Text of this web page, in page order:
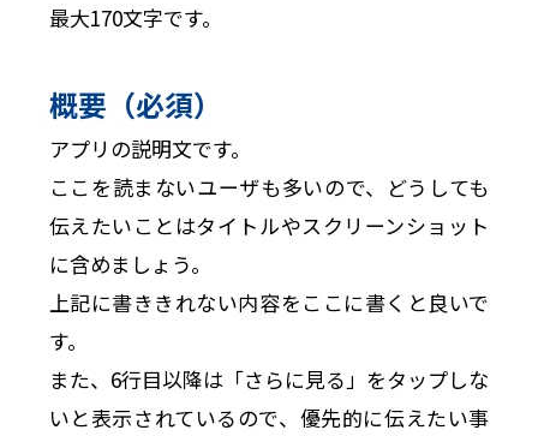
最大170文字です。
概要（必須）
アプリの説明文です。
ここを読まないユーザも多いので、どうしても
伝えたいことはタイトルやスクリーンショット
に含めましょう。
上記に書ききれない内容をここに書くと良いで
す。
また、6行目以降は「さらに見る」をタップしな
いと表示されているので、優先的に伝えたい事